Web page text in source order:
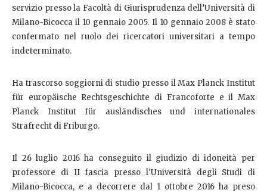
servizio presso la Facoltà di Giurisprudenza dell’Università di
Milano-Bicocca il 10 gennaio 2005. Il 10 gennaio 2008 è stato
confermato nel ruolo dei ricercatori universitari a tempo
indeterminato.
Ha trascorso soggiorni di studio presso il Max Planck Institut
für europäische Rechtsgeschichte di Francoforte e il Max
Planck Institut für ausländisches und internationales
Strafrecht di Friburgo.
Il 26 luglio 2016 ha conseguito il giudizio di idoneità per
professore di II fascia presso l'Università degli Studi di
Milano-Bicocca, e a decorrere dal 1 ottobre 2016 ha preso